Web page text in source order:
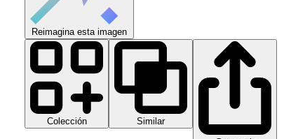
Reimagina esta imagen
Colección
Similar